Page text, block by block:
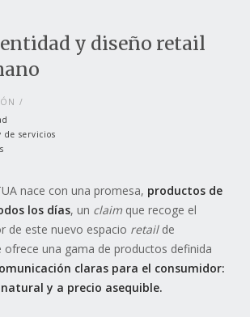
y diseño retail
de servicios
nace con una promesa, productos de
los días, un claim que recoge el
de este nuevo espacio retailde
ofrece una gama de productos definida
claras para el consumidor:
y a precio asequible.